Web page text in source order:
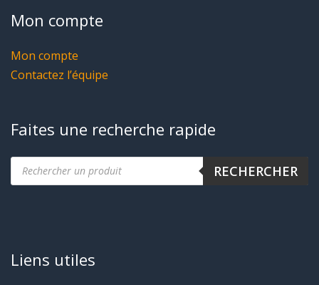
Mon compte
Mon compte
Contactez l’équipe
Faites une recherche rapide
Recherche
de
produits
RECHERCHER
Liens utiles